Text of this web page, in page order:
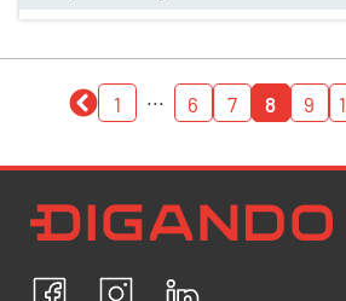
1 ... 6 7 8 9
FacebookInstagram
Ich bestätige, dass ich die
personenbezogenen Daten